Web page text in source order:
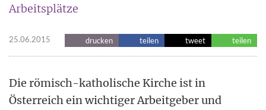
Arbeitsplätze
25.06.2015 drucken teilen tweet teilen
Die römisch-katholische Kirche ist in
Österreich ein wichtiger Arbeitgeber und